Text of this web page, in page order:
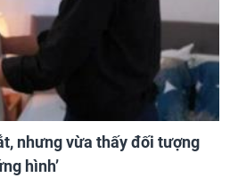
nhưng vừa thấy đối tượng
hình’